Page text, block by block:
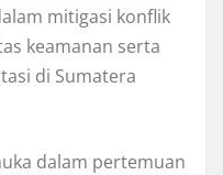
mitigasi konflik
keamanan serta
di Sumatera
dalam pertemuan